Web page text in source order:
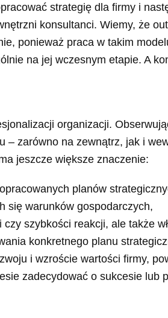
strategię dla firmy i
konsultanci. Wiemy, że
ponieważ praca w takim
na jej wczesnym etapie. A
organizacji.
– zarówno na zewnątrz, jak i
jeszcze większe znaczenie:
planów
się warunków gospodarczych,
szybkości reakcji, ale także
konkretnego planu
i wzroście wartości firmy,
zadecydować o sukcesie lub